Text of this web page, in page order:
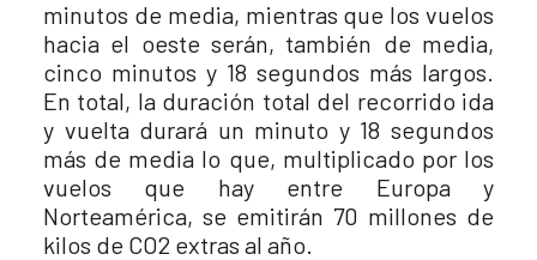
minutos de media, mientras que los vuelos
hacia el oeste serán, también de media,
cinco minutos y 18 segundos más largos.
En total, la duración total del recorrido ida
y vuelta durará un minuto y 18 segundos
más de media lo que, multiplicado por los
vuelos que hay entre Europa y
Norteamérica, se emitirán 70 millones de
kilos de CO2 extras al año.